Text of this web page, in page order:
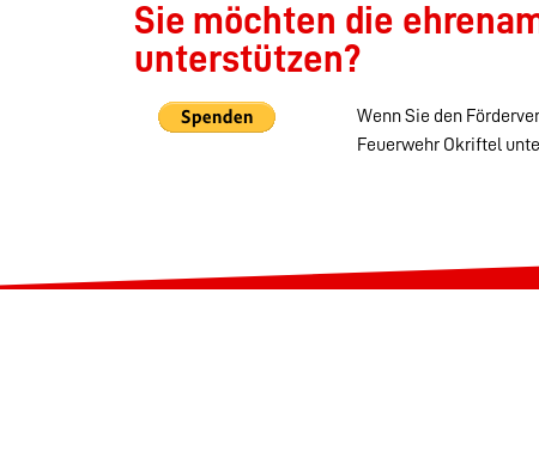
Sie möchten die
unterstützen?
Wenn Sie den
Feuerwehr Okriftel